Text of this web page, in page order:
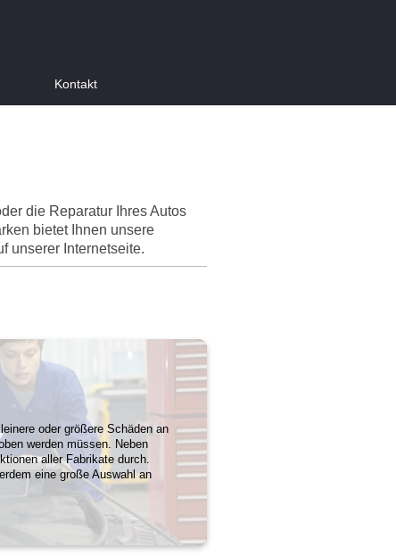
Kontakt
die Reparatur Ihres Autos
bietet Ihnen unsere
unserer Internetseite.
oder größere Schäden an
werden müssen. Neben
aller Fabrikate durch.
eine große Auswahl an